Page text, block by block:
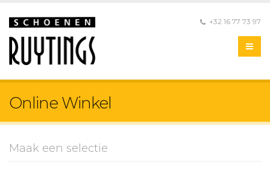
+32 16 77 73 97
Online Winkel
Maak een selectie